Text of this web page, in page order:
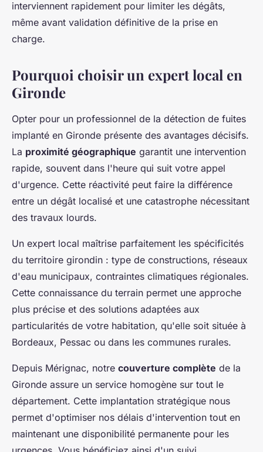
interviennent rapidement pour limiter les dégâts,
même avant validation définitive de la prise en
charge.
Pourquoi choisir un expert local en
Gironde
Opter pour un professionnel de la détection de fuites
implanté en Gironde présente des avantages décisifs.
La proximité géographique garantit une intervention
rapide, souvent dans l'heure qui suit votre appel
d'urgence. Cette réactivité peut faire la différence
entre un dégât localisé et une catastrophe nécessitant
des travaux lourds.
Un expert local maîtrise parfaitement les spécificités
du territoire girondin : type de constructions, réseaux
d'eau municipaux, contraintes climatiques régionales.
Cette connaissance du terrain permet une approche
plus précise et des solutions adaptées aux
particularités de votre habitation, qu'elle soit située à
Bordeaux, Pessac ou dans les communes rurales.
Depuis Mérignac, notre couverture complète de la
Gironde assure un service homogène sur tout le
département. Cette implantation stratégique nous
permet d'optimiser nos délais d'intervention tout en
maintenant une disponibilité permanente pour les